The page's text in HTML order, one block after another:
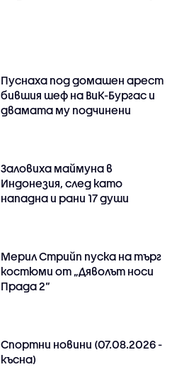
Пуснаха под домашен арест
бившия шеф на ВиК-Бургас и
двамата му подчинени
Заловиха маймуна в
Индонезия, след като
нападна и рани 17 души
Мерил Стрийп пуска на търг
костюми от „Дяволът носи
Прада 2“
Спортни новини (07.08.2026 -
късна)